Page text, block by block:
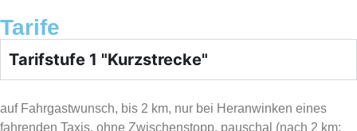
Tarife
Tarifstufe 1 "Kurzstrecke"
auf Fahrgastwunsch, bis 2 km, nur bei Heranwinken eines
fahrenden Taxis, ohne Zwischenstopp, pauschal (nach 2 km: